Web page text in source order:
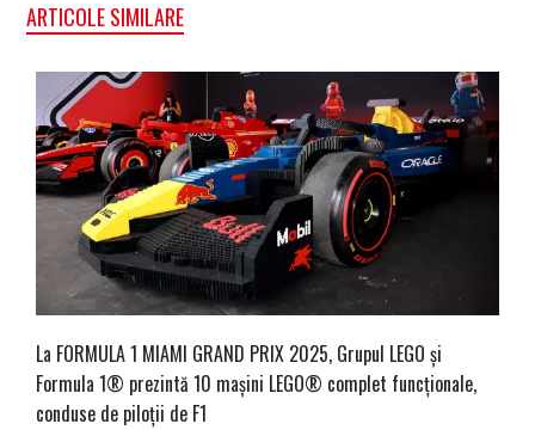
ARTICOLE SIMILARE
La FORMULA 1 MIAMI GRAND PRIX 2025, Grupul LEGO și
Formula 1® prezintă 10 mașini LEGO® complet funcționale,
conduse de piloții de F1